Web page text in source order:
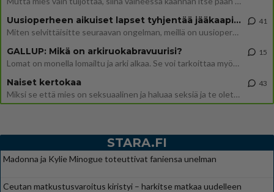
Uusioperheen aikuiset lapset tyhjentää jääkaapin käydessään
Miten selvittäisitte seuraavan ongelman, meillä on uusioperhe, minulla teini-ikäiset lapset ja puolisolla aikuiset, jotk
41
GALLUP: Mikä on arkiruokabravuurisi?
Lomat on monella lomailtu ja arki alkaa. Se voi tarkoittaa myös sitä, että grillailut on grillattu ja palataan arjen ruo
15
Naiset kertokaa
Miksi se että mies on seksuaalinen ja haluaa seksiä ja te olette hänen mielestänne haluttava on vastenmielistä? Mikä sii
43
STARA.FI
Madonna ja Kylie Minogue toteuttivat faniensa unelman
Ceutan matkustusvaroitus kiristyi – harkitse matkaa uudelleen